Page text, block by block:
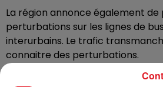
La région annonce également de
perturbations sur les lignes de
interurbains. Le trafic
connaitre des perturbations.